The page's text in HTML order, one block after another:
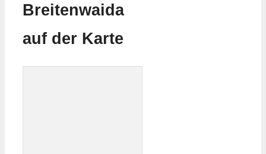
Breitenwaida
auf der Karte